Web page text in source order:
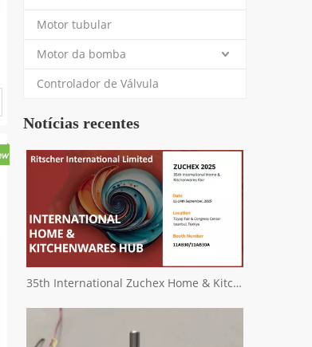
Motor tubular
Motor da bomba
Controlador de Válvula
Notícias recentes
35th International Zuchex Home & Kitchenwares Fair Convitition - Ritscher International Limited